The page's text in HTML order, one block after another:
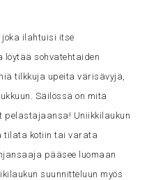
joka ilahtuisi itse
löytää sohvatehtaiden
tilkkuja upeita värisävyjä,
Säilössä on mitä
pelastajaansa! Uniikkilaukun
tilata kotiin tai varata
pääsee luomaan
suunnitteluun myös